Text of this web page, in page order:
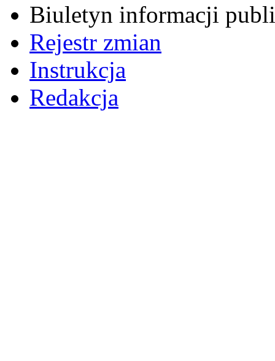
Biuletyn informacji
Rejestr zmian
Instrukcja
Redakcja